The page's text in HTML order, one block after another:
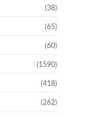
(38)
(65)
(60)
(1590)
(418)
(262)